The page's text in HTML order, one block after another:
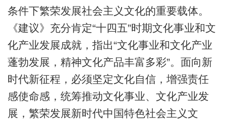
条件下繁荣发展社会主义文化的重要载体。
《建议》充分肯定“十四五”时期文化事业和文
化产业发展成就，指出“文化事业和文化产业
蓬勃发展，精神文化产品丰富多彩”。面向新
时代新征程，必须坚定文化自信，增强责任
感使命感，统筹推动文化事业、文化产业发
展，繁荣发展新时代中国特色社会主义文